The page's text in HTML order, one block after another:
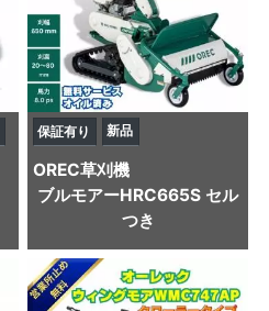
保証有り 新品
OREC草刈機
ブルモアーHRC665S セル
つき